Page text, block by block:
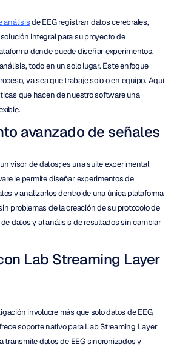
análisis de EEG registran datos cerebrales,
integral para su proyecto de
donde puede diseñar experimentos,
todo en un solo lugar. Este enfoque
ya sea que trabaje solo o en equipo. Aquí
que hacen de nuestro software una
avanzado de señales
visor de datos; es una suite experimental
le permite diseñar experimentos de
y analizarlos dentro de una única plataforma
problemas de la creación de su protocolo de
datos y al análisis de resultados sin cambiar
Lab Streaming Layer
involucre más que solo datos de EEG,
soporte nativo para Lab Streaming Layer
transmite datos de EEG sincronizados y